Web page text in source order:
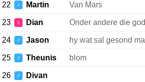
22 ♂ Martin Van Mars
23 ♀ Dian Onder andere die
24 ♂ Jason hy wat sal gesond
25 ♂ Theunis blom
26 ♂ Divan